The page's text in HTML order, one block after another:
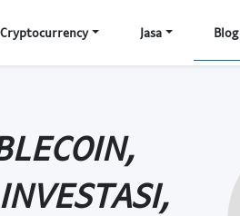
Cryptocurrency Jasa Blog